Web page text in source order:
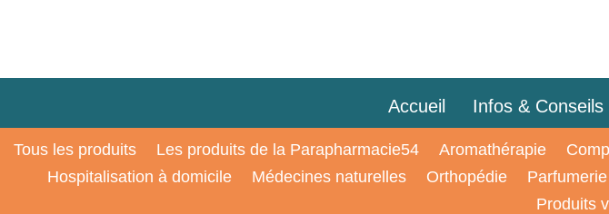
Accueil Infos & Conseils
Tous les produits Les produits de la Parapharmacie54 Aromathérapie
Hospitalisation à domicile
Médecines naturelles Orthopédie Parfumerie
Produits